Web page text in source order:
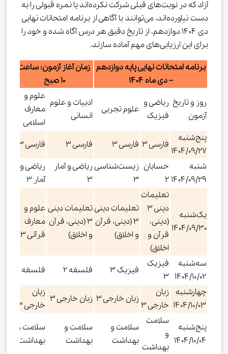
آزاد که در نوبت‌های قبلی شرکت نکرده‌اند یا نمره قبولی را به
دست نیاورده‌اند، می‌توانند با آگاهی از برنامه امتحانات نهایی
دی ۱۴۰۴ دوازدهم، از تاریخ دقیق هر درس آگاه شده و خود را
برای این ارزیابی‌های مهم آماده سازند.
برنامه امتحانات نهایی پایه دوازدهم
– دی‌ ماه ۱۴۰۴
زمان آغاز آزمون: ساعت
10 صبح
روز و تاریخ
آزمون
ریاضی و
فیزیک
علوم تجربی
ادبیات و علوم
انسانی
علوم و
معارف
اسلامی
پنج‌شنبه
۱۴۰۴/۰۹/۲۷
فارسی ۳ فارسی ۳ فارسی ۳
فارسی ۳
شنبه
۱۴۰۴/۰۹/۲۹
حسابان
۲
زیست‌شناسی
۳
ریاضی و آمار
۳
ریاضی و
آمار ۳
یک‌شنبه
۱۴۰۴/۰۹/۳۰
تعلیمات
دینی ۳
(دینی،
قرآن و
اخلاق)
تعلیمات دینی
۳ (دینی، قرآن
و اخلاق)
تعلیمات دینی
۳ (دینی، قرآن
و اخلاق)
علوم و
معارف
قرآنی ۳
سه‌شنبه
۱۴۰۴/۱۰/۰۲
فیزیک
۳
فیزیک ۳ فلسفه ۲
فلسفه ۲
چهارشنبه
۱۴۰۴/۱۰/۰۳
زبان
خارجی ۳
زبان خارجی ۳ زبان خارجی ۳
زبان
خارجی ۳
پنج‌شنبه
۱۴۰۴/۱۰/۰۴
سلامت
و
بهداشت
سلامت و
بهداشت
سلامت و
بهداشت
سلامت و
بهداشت